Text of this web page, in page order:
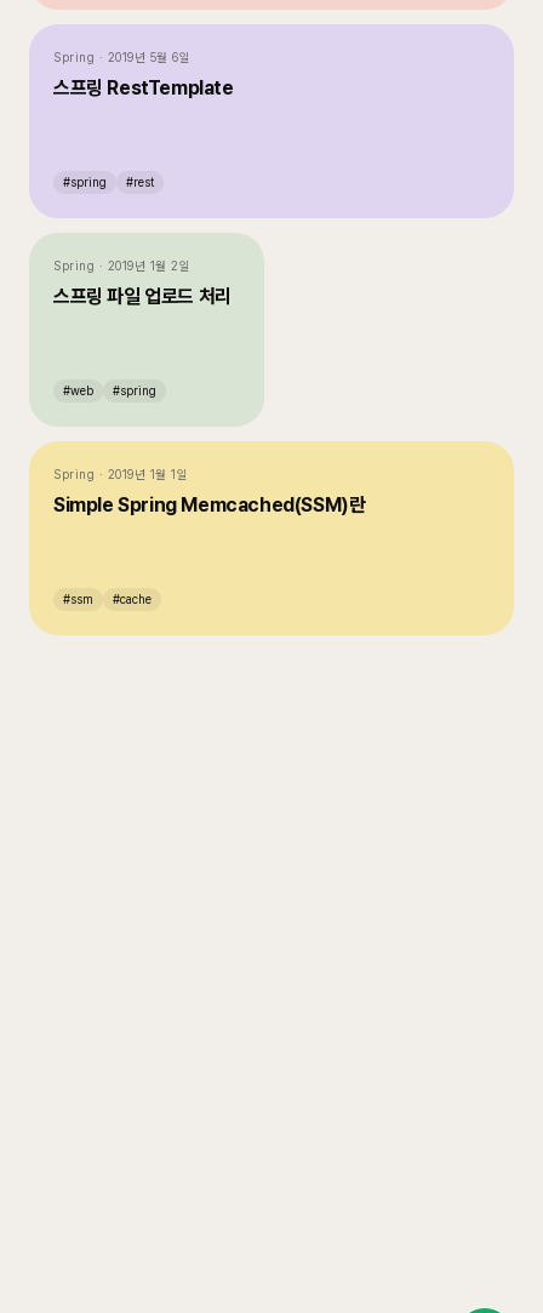
Spring · 2019년 5월 6일
스프링 RestTemplate
#spring #rest
Spring · 2019년 1월 2일
스프링 파일 업로드 처리
#web #spring
Spring · 2019년 1월 1일
Simple Spring Memcached(SSM)란
#ssm #cache